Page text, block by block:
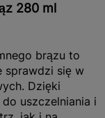
280 ml
brązu to
sprawdzi się w
Dzięki
uszczelniania i